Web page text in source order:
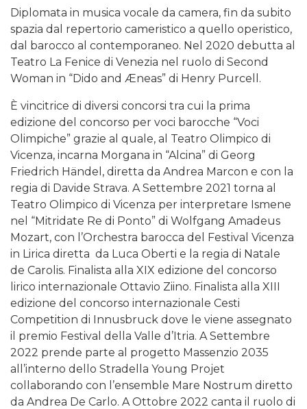
Diplomata in musica vocale da camera, fin da subito
spazia dal repertorio cameristico a quello operistico,
dal barocco al contemporaneo. Nel 2020 debutta al
Teatro La Fenice di Venezia nel ruolo di Second
Woman in “Dido and Æneas” di Henry Purcell.
È vincitrice di diversi concorsi tra cui la prima
edizione del concorso per voci barocche “Voci
Olimpiche” grazie al quale, al Teatro Olimpico di
Vicenza, incarna Morgana in “Alcina” di Georg
Friedrich Händel, diretta da Andrea Marcon e con la
regia di Davide Strava. A Settembre 2021 torna al
Teatro Olimpico di Vicenza per interpretare Ismene
nel “Mitridate Re di Ponto” di Wolfgang Amadeus
Mozart, con l’Orchestra barocca del Festival Vicenza
in Lirica diretta da Luca Oberti e la regia di Natale
de Carolis. Finalista alla XIX edizione del concorso
lirico internazionale Ottavio Ziino. Finalista alla XIII
edizione del concorso internazionale Cesti
Competition di Innusbruck dove le viene assegnato
il premio Festival della Valle d’Itria. A Settembre
2022 prende parte al progetto Massenzio 2035
all’interno dello Stradella Young Projet
collaborando con l’ensemble Mare Nostrum diretto
da Andrea De Carlo. A Ottobre 2022 canta il ruolo di